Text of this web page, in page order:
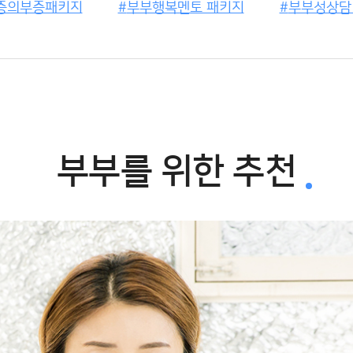
의부증패키지 부부행복멘토 패키지 부부성상
부부를 위한 추천